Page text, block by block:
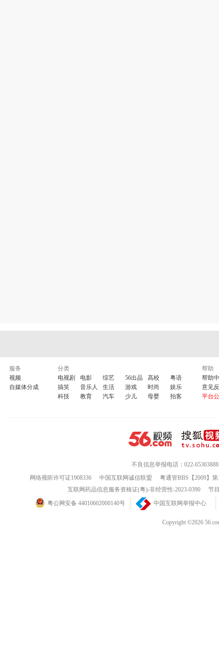
服务
视频
自媒体分成
分类
电视剧
电影 综艺 56出品 高校
粤语
搞笑
音乐人 生活 游戏 时尚
娱乐
科技
教育 汽车 少儿 母婴 拍客
帮助
帮助
意见
平台
不良信息举报电话：022-65303888
网络视听许可证1908336
中国互联网诚信联盟
粤通管BBS【2009】
互联网药品信息服务资格证(粤)-非经营性-2023-0390
节
粤公网安备 44010602000140号
中国互联网举报中心
Copyright ©2026